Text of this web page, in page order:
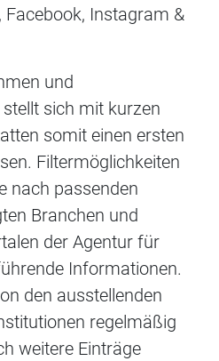
Facebook, Instagram &
und
sich mit kurzen
somit einen ersten
Filtermöglichkeiten
nach passenden
Branchen und
der Agentur für
Informationen.
den ausstellenden
regelmäßig
weitere Einträge